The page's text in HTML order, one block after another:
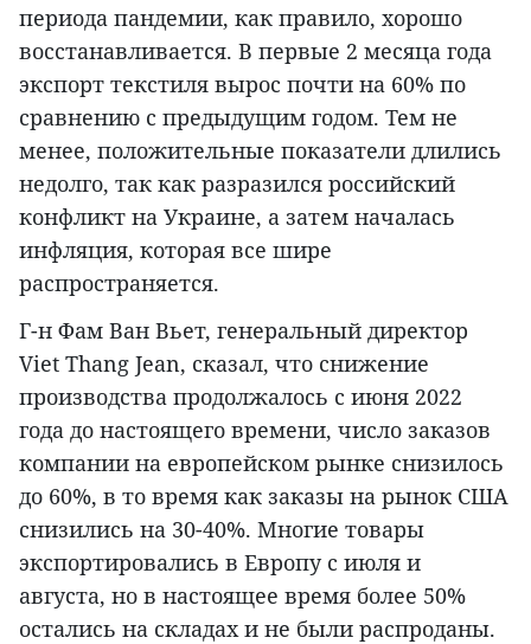
периода пандемии, как правило, хорошо
восстанавливается. В первые 2 месяца года
экспорт текстиля вырос почти на 60% по
сравнению с предыдущим годом. Тем не
менее, положительные показатели длились
недолго, так как разразился российский
конфликт на Украине, а затем началась
инфляция, которая все шире
распространяется.
Г-н Фам Ван Вьет, генеральный директор
Viet Thang Jean, сказал, что снижение
производства продолжалось с июня 2022
года до настоящего времени, число заказов
компании на европейском рынке снизилось
до 60%, в то время как заказы на рынок США
снизились на 30-40%. Многие товары
экспортировались в Европу с июля и
августа, но в настоящее время более 50%
остались на складах и не были распроданы.